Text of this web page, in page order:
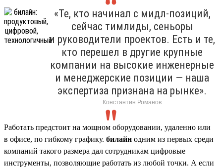
«Те, кто начинал с мидл-позиций,
сейчас тимлиды, сеньоры
и руководители проектов. Есть и те,
кто перешел в другие крупные
компании на высокие инженерные
и менеджерские позиции — наша
экспертиза признана на рынке».
Константин Романов
Работать предстоит на мощном оборудовании, удаленно или
в офисе, по гибкому графику. билайн одним из первых среди
компаний такого размера дал сотрудникам цифровые
инструменты, позволяющие работать из любой точки. А если